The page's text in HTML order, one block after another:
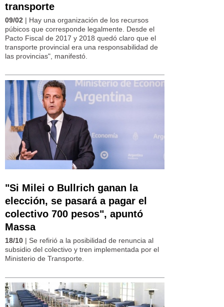
transporte
09/02 | Hay una organización de los recursos
púbicos que corresponde legalmente. Desde el
Pacto Fiscal de 2017 y 2018 quedó claro que el
transporte provincial era una responsabilidad de
las provincias", manifestó.
"Si Milei o Bullrich ganan la
elección, se pasará a pagar el
colectivo 700 pesos", apuntó
Massa
18/10 | Se refirió a la posibilidad de renuncia al
subsidio del colectivo y tren implementada por el
Ministerio de Transporte.